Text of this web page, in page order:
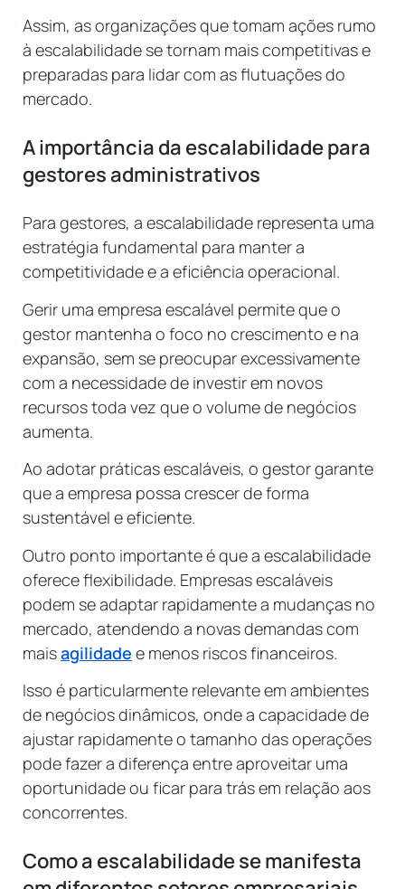
Assim, as organizações que tomam ações rumo
à escalabilidade se tornam mais competitivas e
preparadas para lidar com as flutuações do
mercado.
A importância da escalabilidade para
gestores administrativos
Para gestores, a escalabilidade representa uma
estratégia fundamental para manter a
competitividade e a eficiência operacional.
Gerir uma empresa escalável permite que o
gestor mantenha o foco no crescimento e na
expansão, sem se preocupar excessivamente
com a necessidade de investir em novos
recursos toda vez que o volume de negócios
aumenta.
Ao adotar práticas escaláveis, o gestor garante
que a empresa possa crescer de forma
sustentável e eficiente.
Outro ponto importante é que a escalabilidade
oferece flexibilidade. Empresas escaláveis
podem se adaptar rapidamente a mudanças no
mercado, atendendo a novas demandas com
maisagilidade e menos riscos financeiros.
Isso é particularmente relevante em ambientes
de negócios dinâmicos, onde a capacidade de
ajustar rapidamente o tamanho das operações
pode fazer a diferença entre aproveitar uma
oportunidade ou ficar para trás em relação aos
concorrentes.
Como a escalabilidade se manifesta